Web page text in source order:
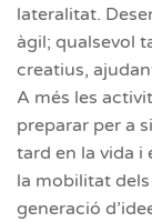
lateralitat.
àgil; qualsevol
creatius,
A més les
preparar per a
tard en la vida i
la mobilitat
generació